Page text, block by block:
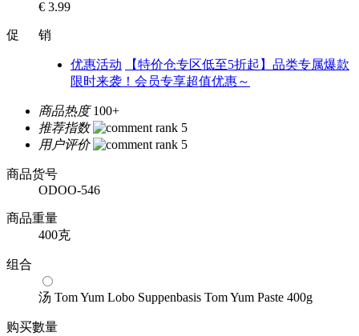
€ 3.99
促 销
优惠活动
【特价仓专区低至5折起】品类专属爆款
限时来袭！会员专享超值优惠～
商品热度 100+
推荐指数
用户评价
商品货号
ODOO-546
商品重量
400克
组合
汤 Tom Yum Lobo Suppenbasis Tom Yum Paste 400g
购买數量